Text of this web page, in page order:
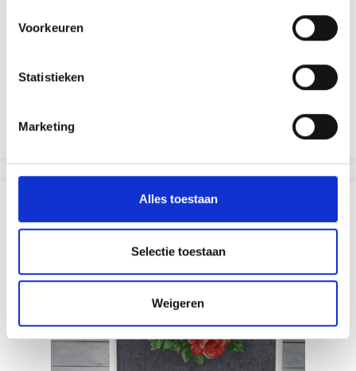
Voorkeuren
Statistieken
Marketing
Alles toestaan
Selectie toestaan
Weigeren
EUR 56.35EUR 70.40
Voeg toe aan winkelwagen
ANDEREN KOCHTEN OOK